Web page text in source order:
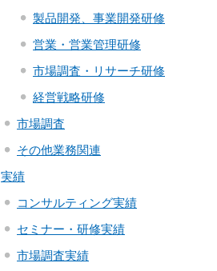
製品開発、事業開発研修
営業・営業管理研修
市場調査・リサーチ研修
経営戦略研修
市場調査
その他業務関連
実績
コンサルティング実績
セミナー・研修実績
市場調査実績